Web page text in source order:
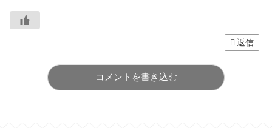
返信
コメントを書き込む